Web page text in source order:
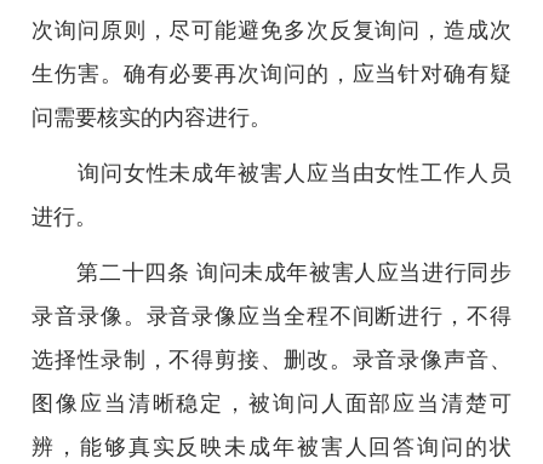
次询问原则，尽可能避免多次反复询问，造成次
生伤害。确有必要再次询问的，应当针对确有疑
问需要核实的内容进行。
询问女性未成年被害人应当由女性工作人员
进行。
第二十四条 询问未成年被害人应当进行同步
录音录像。录音录像应当全程不间断进行，不得
选择性录制，不得剪接、删改。录音录像声音、
图像应当清晰稳定，被询问人面部应当清楚可
辨，能够真实反映未成年被害人回答询问的状